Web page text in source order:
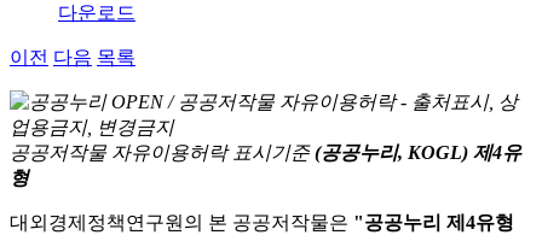
다운로드
이전 다음 목록
공공저작물 자유이용허락 표시기준 (공공누리, KOGL) 제4유
형
대외경제정책연구원의 본 공공저작물은 "공공누리 제4유형